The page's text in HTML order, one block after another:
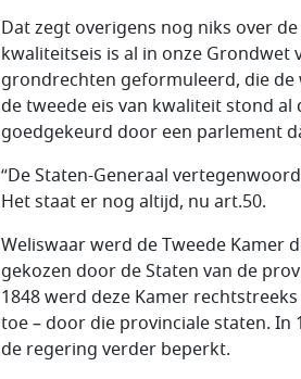
Dat zegt overigens nog niks over
kwaliteitseis is al in onze Grondwet
grondrechten geformuleerd, die
de tweede eis van kwaliteit stond
goedgekeurd door een parlement
“De Staten-Generaal
Het staat er nog altijd, nu art.50.
Weliswaar werd de Tweede Kamer
gekozen door de Staten van de
1848 werd deze Kamer
toe – door die provinciale staten. In
de regering verder beperkt.